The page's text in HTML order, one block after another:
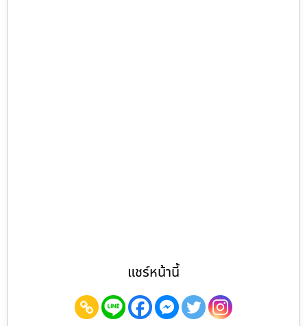
แชร์หน้านี้